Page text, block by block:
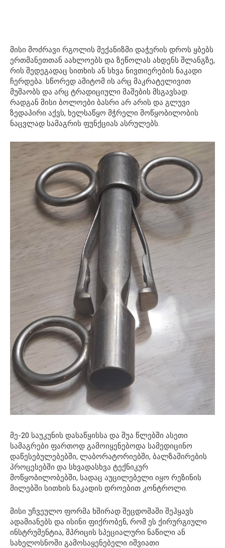
მისი მოძრავი რგოლის მექანიზმი დაჭერის დროს ყბებს
ერთმანეთთან აახლოებს და ზეწოლას ახდენს შლანგზე,
რის შედეგადაც სითხის ან სხვა ნივთიერების ნაკადი
ჩერდება. სწორედ ამიტომ ის არც მაკრატელივით
მუშაობს და არც ტრადიციული მაშების მსგავსად.
რადგან მისი ბოლოები ბასრი არ არის და გლუვი
ზედაპირი აქვს, ხელსაწყო მჭრელი მოწყობილობის
ნაცვლად სამაგრის ფუნქციას ასრულებს.
მე-20 საუკუნის დასაწყისსა და შუა წლებში ასეთი
სამაგრები ფართოდ გამოიყენებოდა სამედიცინო
დაწესებულებებში, ლაბორატორიებში, ბალზამირების
პროცესებში და სხვადასხვა ტექნიკურ
მოწყობილობებში, სადაც აუცილებელი იყო რეზინის
მილებში სითხის ნაკადის დროებით კონტროლი.
მისი უჩვეულო ფორმა ხშირად შეცდომაში შეჰყავს
ადამიანებს და ისინი ფიქრობენ, რომ ეს ქირურგიული
ინსტრუმენტია, შპრიცის სპეციალური ნაწილი ან
სახელოსნოში გამოსაყენებელი იშვიათი